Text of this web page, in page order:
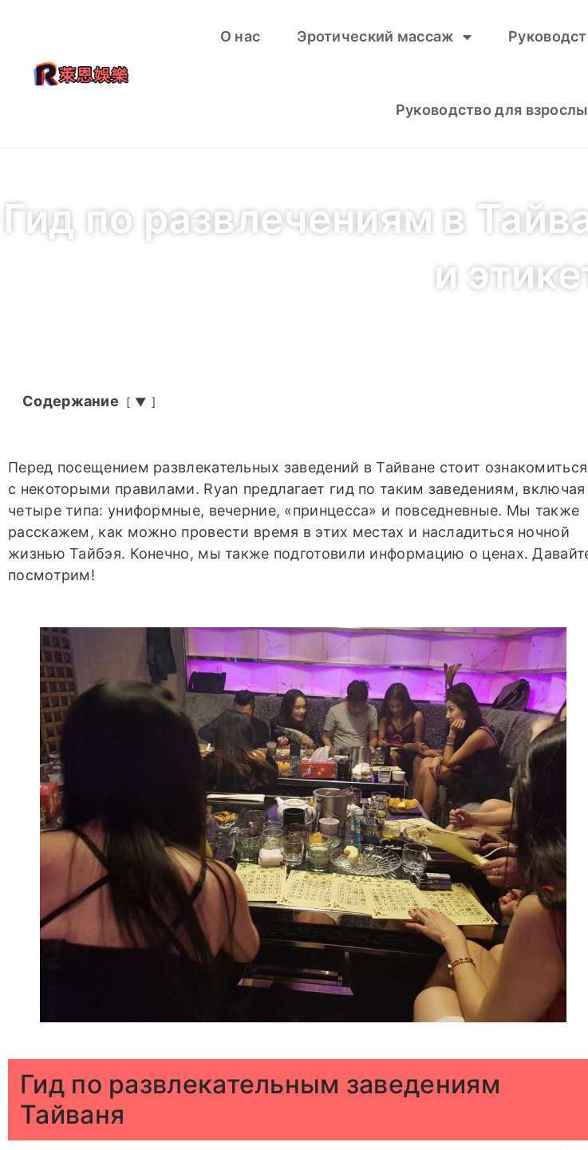
О нас Эротический массаж
Руководство для
Гид по развлечениям в
и
Содержание ▼
Перед посещением развлекательных заведений в Тайване стоит ознакомиться
с некоторыми правилами. Ryan предлагает гид по таким заведениям, включая
четыре типа: униформные, вечерние, «принцесса» и повседневные. Мы также
расскажем, как можно провести время в этих местах и насладиться ночной
жизнью Тайбэя. Конечно, мы также подготовили информацию о ценах.
посмотрим!
Гид по развлекательным заведениям
Тайваня